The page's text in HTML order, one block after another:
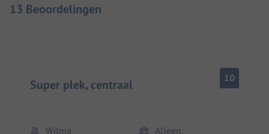
13 Beoordelingen
Super plek, centraal 10
Wilma Alleen